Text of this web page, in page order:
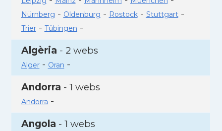
Nürnberg - Oldenburg - Rostock- Stuttgart-
Trier- Tübingen -
Algèria - 2 webs
Alger- Oran -
Andorra - 1 webs
Andorra -
Angola - 1 webs